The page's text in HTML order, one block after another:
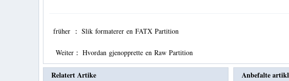
früher ： Slik formaterer en FATX Partition
Weiter： Hvordan gjenopprette en Raw Partition
Relatert Artike Anbefalte